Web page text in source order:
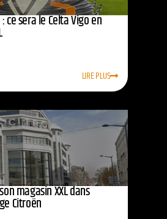
ce sera le Celta Vigo en
LIRE PLUS
magasin XXL dans
Citroën